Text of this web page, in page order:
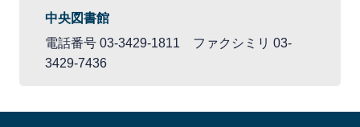
中央図書館
電話番号 03-3429-1811 ファクシミリ 03-
3429-7436